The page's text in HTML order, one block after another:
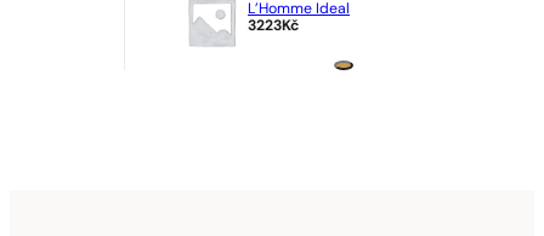
L’Homme Ideal
3223Kč